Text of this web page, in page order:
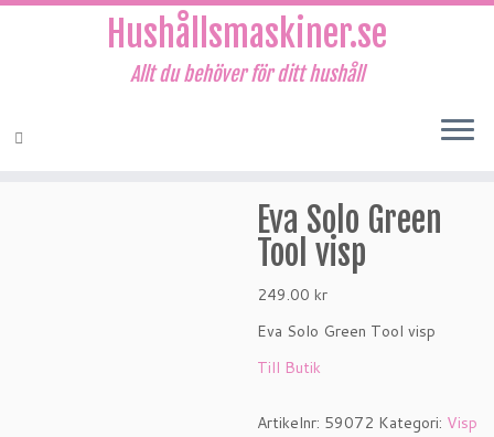
Hushållsmaskiner.se
Allt du behöver för ditt hushåll
Eva Solo Green
Tool visp
249.00 kr
Eva Solo Green Tool visp
Till Butik
Artikelnr: 59072 Kategori: Visp